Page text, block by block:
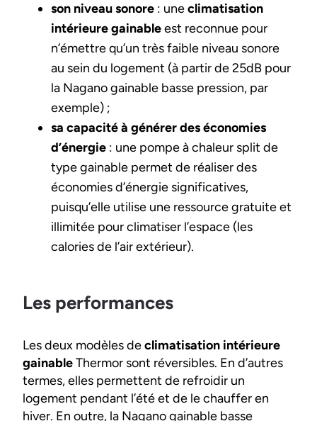
son niveau sonore : uneclimatisation
intérieure gainableest reconnue pour
n’émettre qu’un très faible niveau sonore
au sein du logement (à partir de 25dB pour
la Nagano gainable basse pression, par
exemple) ;
sa capacité à générer des économies
d’énergie : une pompe à chaleur split de
type gainable permet de réaliser des
économies d’énergie significatives,
puisqu’elle utilise une ressource gratuite et
illimitée pour climatiser l’espace (les
calories de l’air extérieur).
Les performances
Les deux modèles declimatisation intérieure
gainableThermor sont réversibles. En d’autres
termes, elles permettent de refroidir un
logement pendant l’été et de le chauffer en
hiver. En outre, la Nagano gainable basse